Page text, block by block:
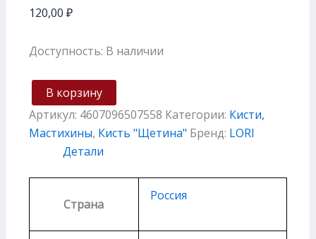
120,00 ₽
Доступность: В наличии
В корзину
Артикул: 4607096507558 Категории: Кисти,
Мастихины, Кисть "Щетина" Бренд: LORI
Детали
Страна
Россия